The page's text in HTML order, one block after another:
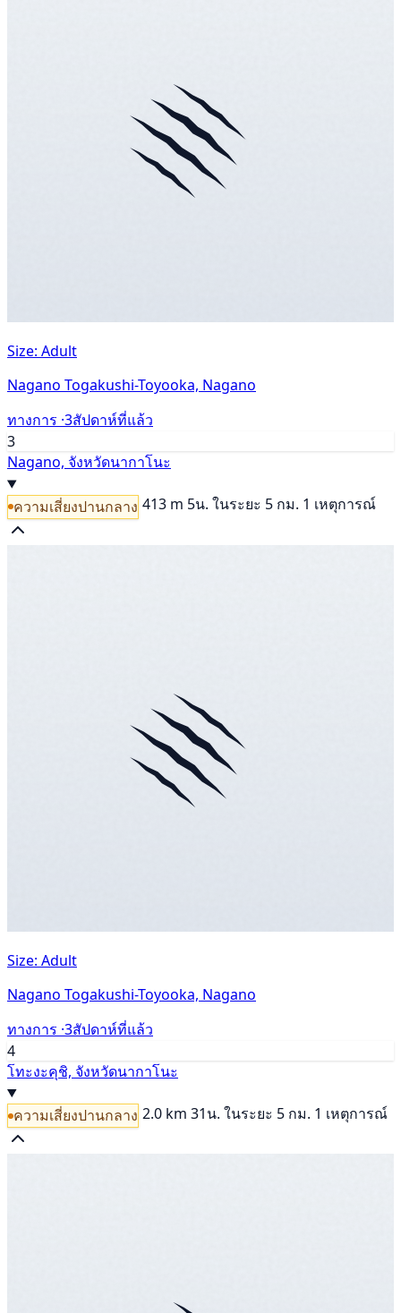
Size: Adult
Nagano Togakushi-Toyooka, Nagano
ทางการ ·3สัปดาห์ที่แล้ว
3
Nagano, จังหวัดนากาโนะ
ความเสี่ยงปานกลาง 413 m 5น. ในระยะ 5 กม. 1 เหตุการณ์
Size: Adult
Nagano Togakushi-Toyooka, Nagano
ทางการ ·3สัปดาห์ที่แล้ว
4
โทะงะคุชิ, จังหวัดนากาโนะ
ความเสี่ยงปานกลาง 2.0 km 31น. ในระยะ 5 กม. 1 เหตุการณ์